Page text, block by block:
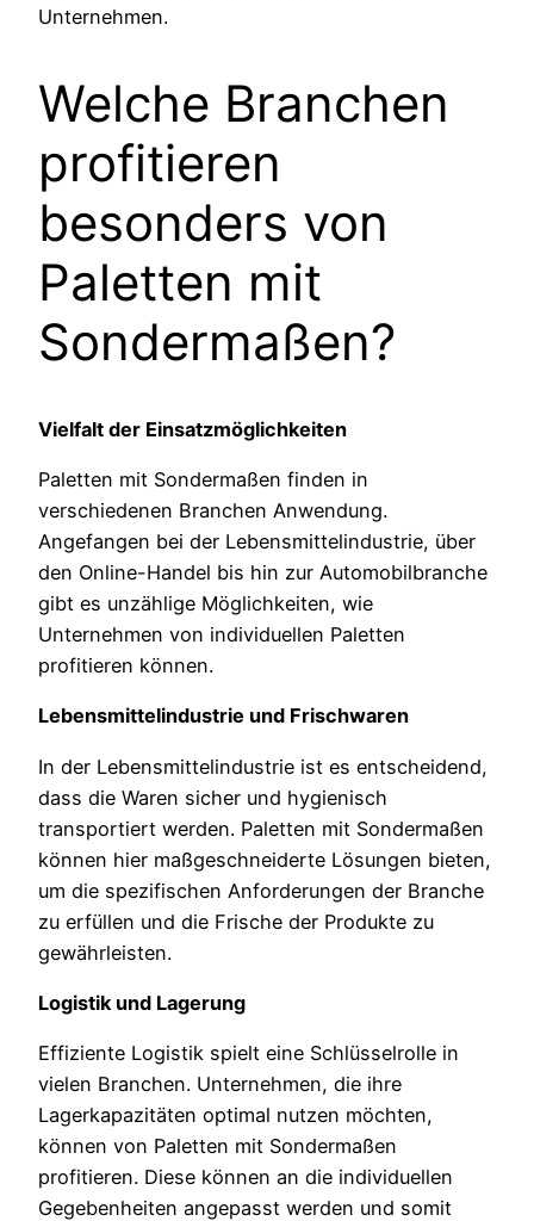
Unternehmen.
Welche Branchen
profitieren
besonders von
Paletten mit
Sondermaßen?
Vielfalt der Einsatzmöglichkeiten
Paletten mit Sondermaßen finden in
verschiedenen Branchen Anwendung.
Angefangen bei der Lebensmittelindustrie, über
den Online-Handel bis hin zur Automobilbranche
gibt es unzählige Möglichkeiten, wie
Unternehmen von individuellen Paletten
profitieren können.
Lebensmittelindustrie und Frischwaren
In der Lebensmittelindustrie ist es entscheidend,
dass die Waren sicher und hygienisch
transportiert werden. Paletten mit Sondermaßen
können hier maßgeschneiderte Lösungen bieten,
um die spezifischen Anforderungen der Branche
zu erfüllen und die Frische der Produkte zu
gewährleisten.
Logistik und Lagerung
Effiziente Logistik spielt eine Schlüsselrolle in
vielen Branchen. Unternehmen, die ihre
Lagerkapazitäten optimal nutzen möchten,
können von Paletten mit Sondermaßen
profitieren. Diese können an die individuellen
Gegebenheiten angepasst werden und somit